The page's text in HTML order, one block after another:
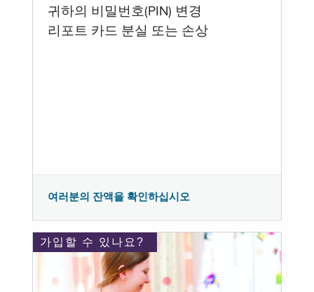
귀하의 비밀번호(PIN) 변경
리포트 카드 분실 또는 손상
여러분의 잔액을 확인하십시오
가입할 수 있나요?